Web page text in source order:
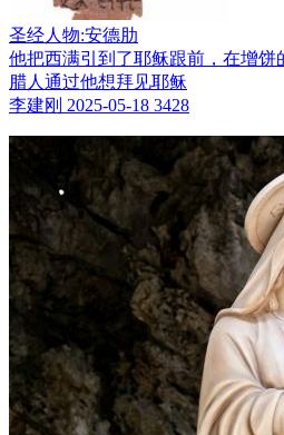
圣经人物:安德肋
他把西满引到了耶稣跟前，在增
腊人通过他想拜见耶稣
李建刚 2025-05-18 3428